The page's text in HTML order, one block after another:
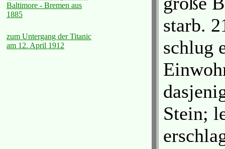
Baltimore - Bremen aus
1885
zum Untergang der Titanic
am 12. April 1912
starb.
schlug
Stein;